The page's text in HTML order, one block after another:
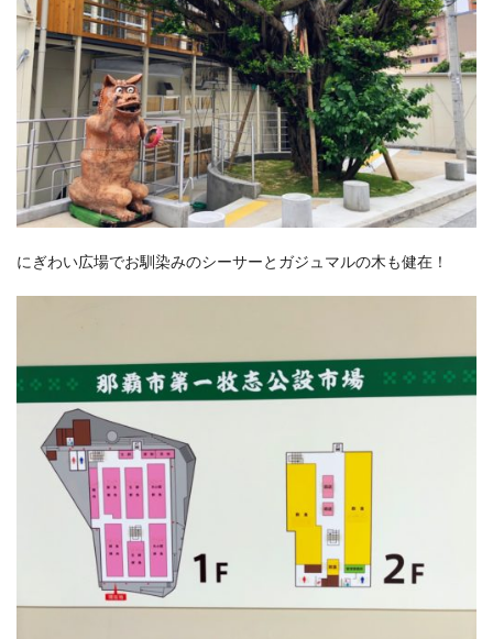
にぎわい広場でお馴染みのシーサーとガジュマルの木も健在！